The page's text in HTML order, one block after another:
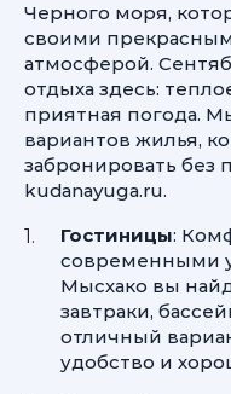
Черного моря,
своими
атмосферой.
отдыха здесь:
приятная погода.
вариантов жилья,
забронировать без
kudanayuga.ru.
Гостиницы:
современными
Мысхако вы
завтраки,
отличный
удобство и